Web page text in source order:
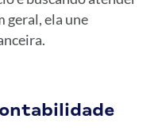
geral, ela une